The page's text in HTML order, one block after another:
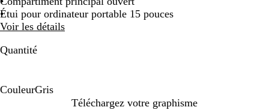
les
touches
fléchées
défiler
et
Étui pour ordinateur portable 15 pouces
Voir les détails
Quantité
CouleurGris
Téléchargez votre graphisme